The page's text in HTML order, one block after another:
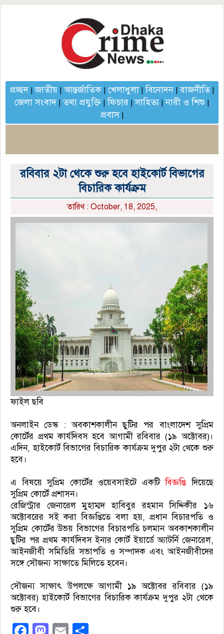
প্রচ্ছদ|জাতীয়|আন্তর্জাতিক| খেলাধুলা|বিনোদন|রাজনীতি|
জেলা সংবাদ|তথ্য প্রযুক্তি |ফিচার |সাহিত্য|নারী ও শিশু |
প্রবাস|
রবিবার ২টা থেকে শুরু হবে হাইকোর্ট বিভাগের
বিচারিক কার্যক্রম
তারিখ : October, 18, 2025,
ফাইল ছবি
অনলাইন ডেস্ক : অবকাশকালীন ছুটির পর বাংলাদেশ সুপ্রিম
কোর্টের প্রথম কার্যদিবস হবে আগামী রবিবার (১৯ অক্টোবর)।
এদিন, হাইকোর্ট বিভাগের বিচারিক কার্যক্রম দুপুর ২টা থেকে শুরু
হবে।
এ বিষয়ে সুপ্রিম কোর্টের ওয়েবসাইটে একটিবিজ্ঞপ্তি দিয়েছে
সুপ্রিম কোর্টে প্রশাসন।
রেজিস্ট্রার জেনারেল মুহাম্মদ হাবিবুর রহমান সিদ্দিকীর ১৬
অক্টোবরের সই করা বিজ্ঞপ্তিতে বলা হয়, প্রধান বিচারপতি ও
সুপ্রিম কোর্টের উভয় বিভাগের বিচারপতি চলমান অবকাশকালীন
ছুটির পর প্রথম কার্যদিবস ইনার কোর্ট ইয়ার্ডে অ্যাটর্নি জেনারেল,
আইনজীবী সমিতিরি সভাপতি ও সম্পাদক এবং আইনজীবীদের
সঙ্গে সৌজন্য সাক্ষাতে মিলিতে হবেন।
সৌজন্য সাক্ষাৎ উপলক্ষে আগামী ১৯ অক্টোবর রবিবার (১৯
অক্টোবর) হাইকোর্ট বিভাগের বিচারিক কার্যক্রম দুপুর ২টা থেকে
শুরু হবে।